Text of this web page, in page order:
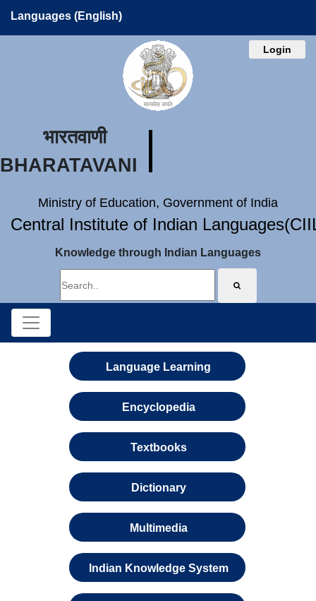
Languages (English)
Login
भारतवाणी
BHARATAVANI
Ministry of Education, Government of India
Central Institute of Indian
Knowledge through Indian Languages
Language Learning
Encyclopedia
Textbooks
Dictionary
Multimedia
Indian Knowledge System